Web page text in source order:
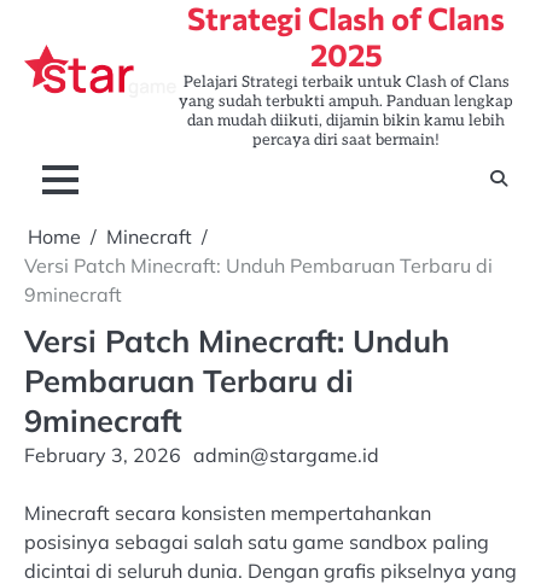
content
Strategi Clash of Clans
2025
Pelajari Strategi terbaik untuk Clash of Clans
yang sudah terbukti ampuh. Panduan lengkap
dan mudah diikuti, dijamin bikin kamu lebih
percaya diri saat bermain!
Home
Minecraft
Versi Patch Minecraft: Unduh Pembaruan Terbaru di
9minecraft
Versi Patch Minecraft: Unduh
Pembaruan Terbaru di
9minecraft
February 3, 2026 admin@stargame.id
Minecraft secara konsisten mempertahankan
posisinya sebagai salah satu game sandbox paling
dicintai di seluruh dunia. Dengan grafis pikselnya yang